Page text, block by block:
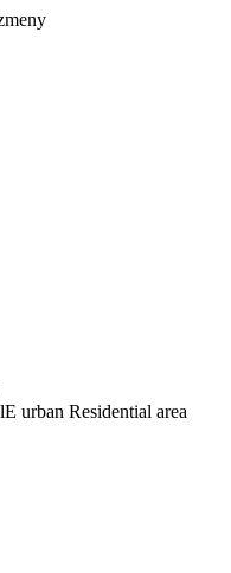
urban Residential area